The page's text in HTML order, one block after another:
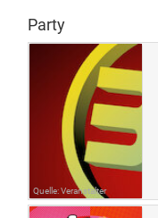
Party
Quelle: Veranstalter